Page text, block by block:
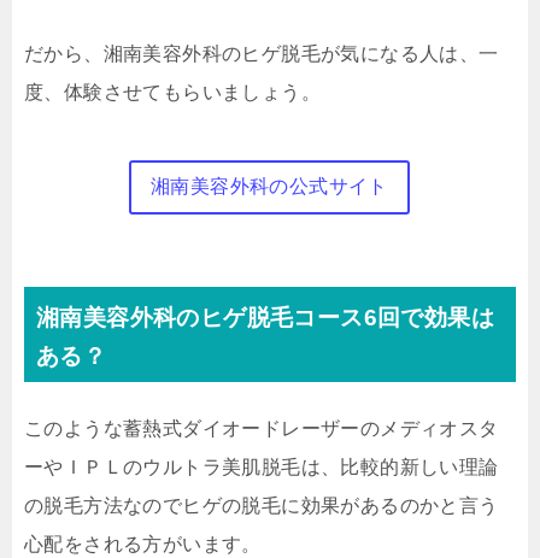
だから、湘南美容外科のヒゲ脱毛が気になる人は、一
度、体験させてもらいましょう。
湘南美容外科の公式サイト
湘南美容外科のヒゲ脱毛コース6回で効果は
ある？
このような蓄熱式ダイオードレーザーのメディオスタ
ーやＩＰＬのウルトラ美肌脱毛は、比較的新しい理論
の脱毛方法なのでヒゲの脱毛に効果があるのかと言う
心配をされる方がいます。